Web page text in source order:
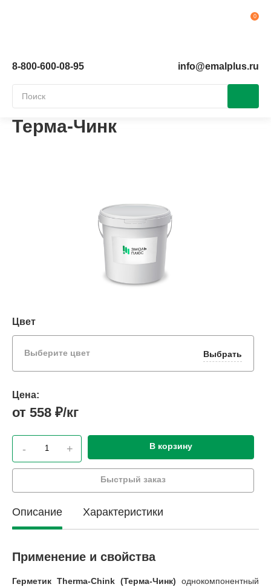
8-800-600-08-95 info@emalplus.ru
Терма-Чинк
Цвет
Выберите цвет Выбрать
Цена:
от 558 ₽/кг
- + В корзину
Быстрый заказ
Описание Характеристики
Применение и свойства
Герметик Therma-Chink (Терма-Чинк) однокомпонентный